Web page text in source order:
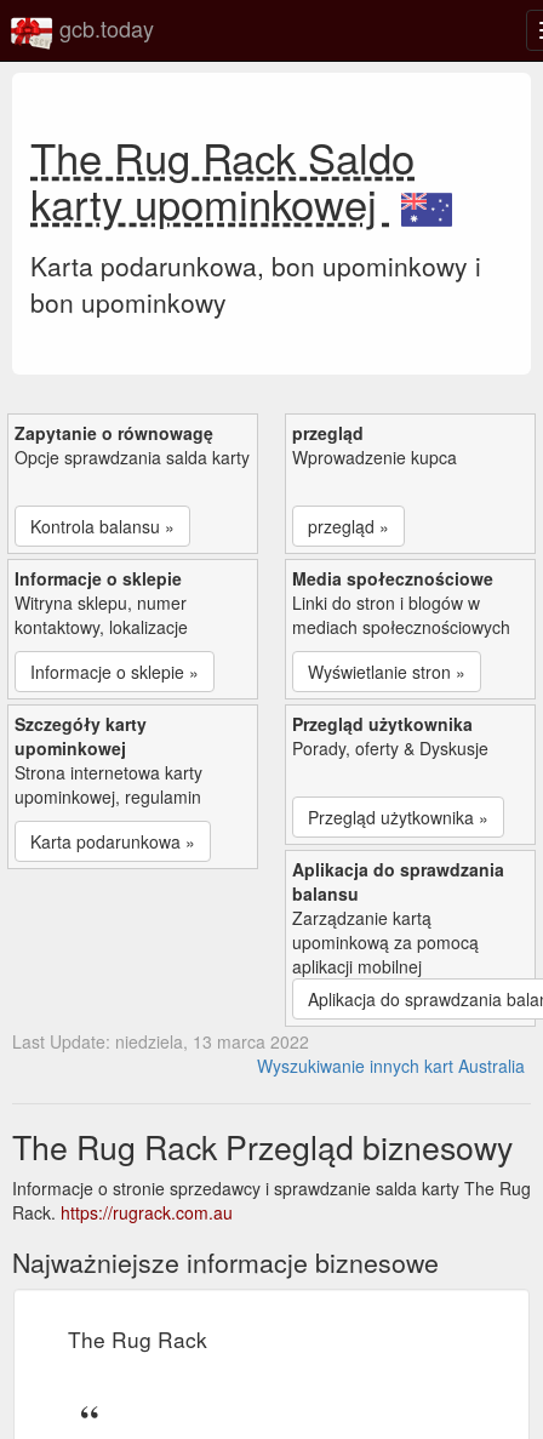
gcb.today
The Rug Rack Saldo
karty upominkowej
Karta podarunkowa, bon upominkowy i
bon upominkowy
Zapytanie o równowagę
Opcje sprawdzania salda karty
Kontrola balansu »
przegląd
Wprowadzenie kupca
przegląd »
Informacje o sklepie
Witryna sklepu, numer
kontaktowy, lokalizacje
Informacje o sklepie »
Media społecznościowe
Linki do stron i blogów w
mediach społecznościowych
Wyświetlanie stron »
Szczegóły karty
upominkowej
Strona internetowa karty
upominkowej, regulamin
Karta podarunkowa »
Przegląd użytkownika
Porady, oferty & Dyskusje
Przegląd użytkownika »
Aplikacja do sprawdzania
balansu
Zarządzanie kartą
upominkową za pomocą
aplikacji mobilnej
Aplikacja do sprawdzania
Last Update: niedziela, 13 marca 2022
Wyszukiwanie innych kart Australia
The Rug Rack Przegląd biznesowy
Informacje o stronie sprzedawcy i sprawdzanie salda karty The Rug
Rack. https://rugrack.com.au
Najważniejsze informacje biznesowe
The Rug Rack